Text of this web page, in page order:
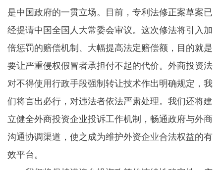
是中国政府的一贯立场。目前，专利法修正案草案已
经提请中国全国人大常委会审议。这次修法将引入加
倍惩罚的赔偿机制、大幅提高法定赔偿额，目的就是
要让严重侵权假冒者承担付不起的代价。外商投资法
对不得使用行政手段强制转让技术作出明确规定，我
们将言出必行，对违法者依法严肃处理。我们还将建
立健全外商投资企业投诉工作机制，畅通政府与外商
沟通协调渠道，使之成为维护外资企业合法权益的有
效平台。